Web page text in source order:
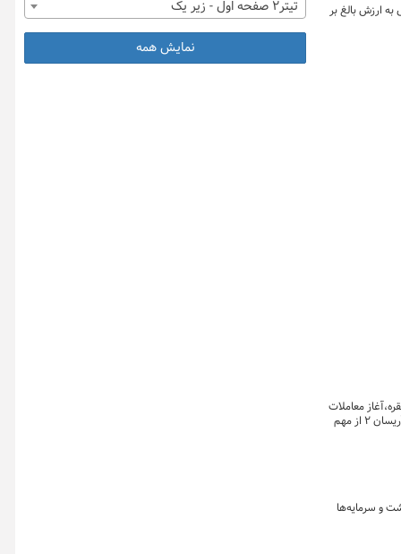
۳ میلیون و ۶۷۰ هزار تن انواع کالا و محصول به ارزش بالغ بر
معاملات
ثانویه صندوق‌های طلای «مهرگلد» و «زریران» ،بورس کالا در مسیر شکل‌دهی به یک اکوسیستم مالی کارآمد بر پایه دارایی‌های واقعی و معامله ۲۱ دستگاه آریسان ۲ از مهم
و سرمایه‌ها
تیتر2 صفحه اول - زیر یک
نمایش همه